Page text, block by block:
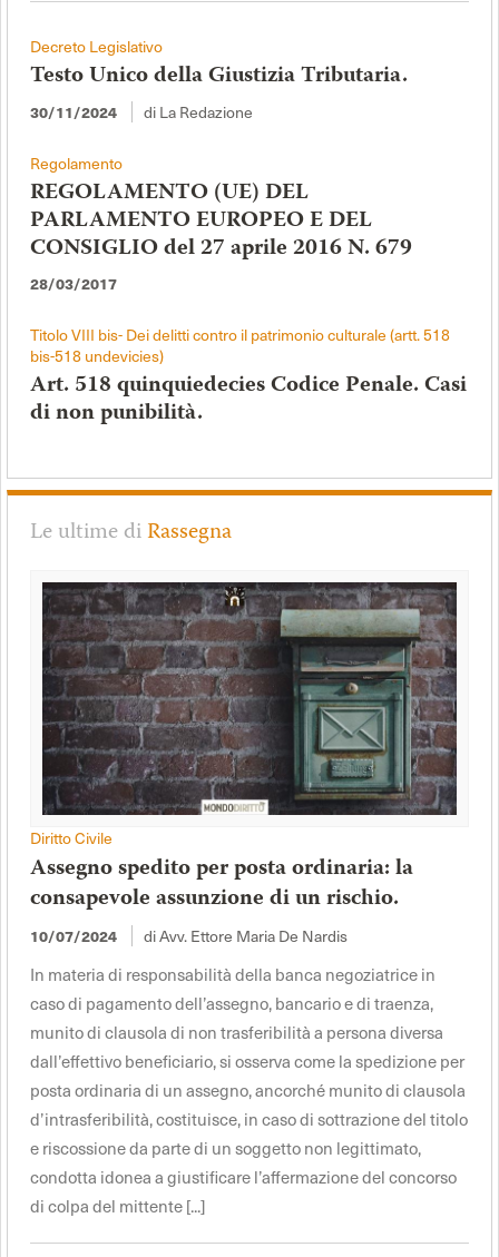
Decreto Legislativo
Testo Unico della Giustizia Tributaria.
30/11/2024 di La Redazione
Regolamento
REGOLAMENTO (UE) DEL
PARLAMENTO EUROPEO E DEL
CONSIGLIO del 27 aprile 2016 N. 679
28/03/2017
Titolo VIII bis- Dei delitti contro il patrimonio culturale (artt. 518
bis-518 undevicies)
Art. 518 quinquiedecies Codice Penale. Casi
di non punibilità.
Le ultime diRassegna
Diritto Civile
Assegno spedito per posta ordinaria: la
consapevole assunzione di un rischio.
10/07/2024 di Avv. Ettore Maria De Nardis
In materia di responsabilità della banca negoziatrice in
caso di pagamento dell’assegno, bancario e di traenza,
munito di clausola di non trasferibilità a persona diversa
dall’effettivo beneficiario, si osserva come la spedizione per
posta ordinaria di un assegno, ancorché munito di clausola
d’intrasferibilità, costituisce, in caso di sottrazione del titolo
e riscossione da parte di un soggetto non legittimato,
condotta idonea a giustificare l’affermazione del concorso
di colpa del mittente [...]